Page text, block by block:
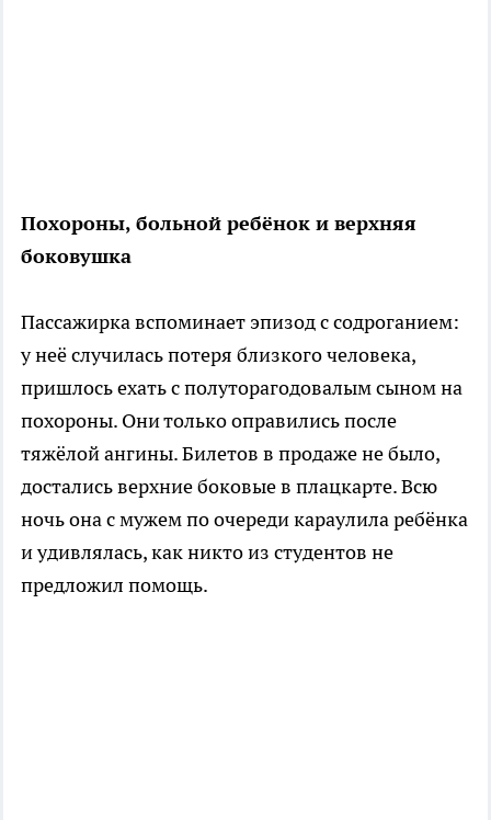
Похороны, больной ребёнок и верхняя
боковушка
Пассажирка вспоминает эпизод с содроганием:
у неё случилась потеря близкого человека,
пришлось ехать с полуторагодовалым сыном на
похороны. Они только оправились после
тяжёлой ангины. Билетов в продаже не было,
достались верхние боковые в плацкарте. Всю
ночь она с мужем по очереди караулила ребёнка
и удивлялась, как никто из студентов не
предложил помощь.